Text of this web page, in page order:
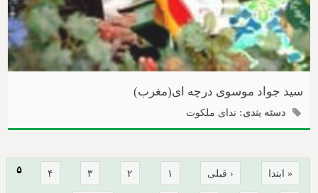
سید جواد موسوی درچه ای(مغرب)
دسته بندی: ندای ملکوت
صفحه‌ها
« ابتدا ‹ قبلی ۱ ۲ ۳ ۴ ۵